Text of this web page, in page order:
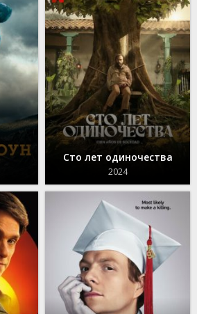
Сто лет одиночества
2024